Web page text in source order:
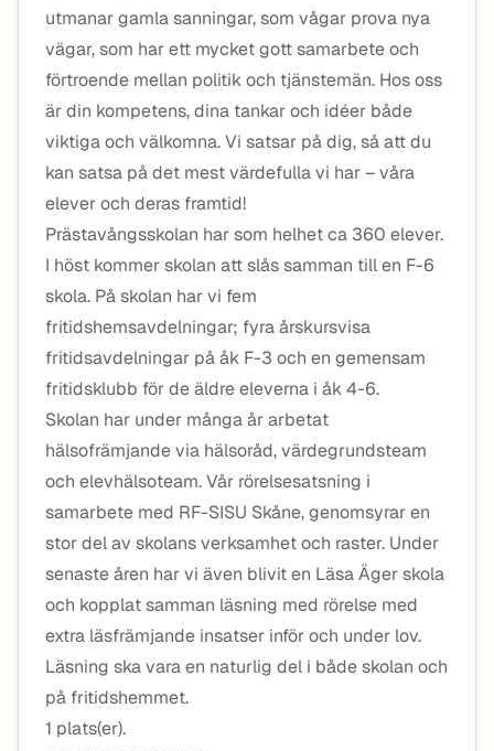
utmanar gamla sanningar, som vågar prova nya
vägar, som har ett mycket gott samarbete och
förtroende mellan politik och tjänstemän. Hos oss
är din kompetens, dina tankar och idéer både
viktiga och välkomna. Vi satsar på dig, så att du
kan satsa på det mest värdefulla vi har – våra
elever och deras framtid!
Prästavångsskolan har som helhet ca 360 elever.
I höst kommer skolan att slås samman till en F-6
skola. På skolan har vi fem
fritidshemsavdelningar; fyra årskursvisa
fritidsavdelningar på åk F-3 och en gemensam
fritidsklubb för de äldre eleverna i åk 4-6.
Skolan har under många år arbetat
hälsofrämjande via hälsoråd, värdegrundsteam
och elevhälsoteam. Vår rörelsesatsning i
samarbete med RF-SISU Skåne, genomsyrar en
stor del av skolans verksamhet och raster. Under
senaste åren har vi även blivit en Läsa Äger skola
och kopplat samman läsning med rörelse med
extra läsfrämjande insatser inför och under lov.
Läsning ska vara en naturlig del i både skolan och
på fritidshemmet.
1 plats(er).